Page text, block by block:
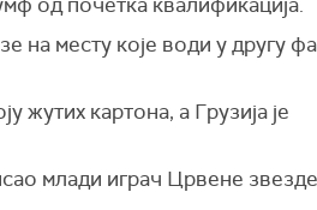
на месту које води у другу
жутих картона, а Грузија је
млади играч Црвене звезде